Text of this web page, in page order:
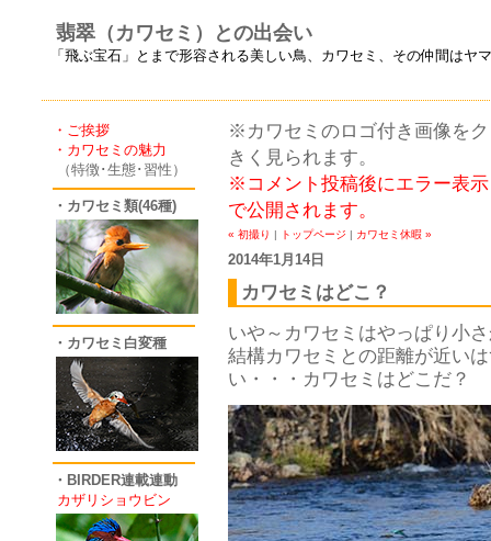
翡翠（カワセミ）との出会い
「飛ぶ宝石」とまで形容される美しい鳥、カワセミ、その仲間は
・ご挨拶
・カワセミの魅力
（特徴･生態･習性）
・カワセミ類(46種)
・カワセミ白変種
・BIRDER連載連動
カザリショウビン
※カワセミのロゴ付き画像を
きく見られます。
※コメント投稿後にエラー表
で公開されます。
« 初撮り | トップページ | カワセミ休暇 »
2014年1月14日
カワセミはどこ？
いや～カワセミはやっぱり小
結構カワセミとの距離が近い
い・・・カワセミはどこだ？